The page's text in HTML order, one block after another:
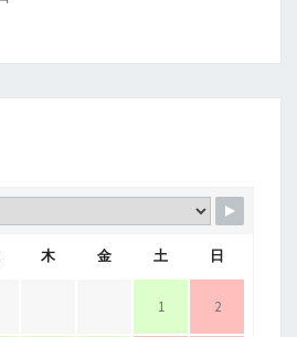
木 金 土 日
1 2